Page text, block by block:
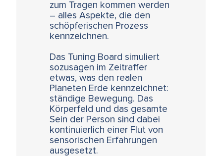
zum Tragen kommen werden
– alles Aspekte, die den
schöpferischen Prozess
kennzeichnen.
Das Tuning Board simuliert
sozusagen im Zeitraffer
etwas, was den realen
Planeten Erde kennzeichnet:
ständige Bewegung. Das
Körperfeld und das gesamte
Sein der Person sind dabei
kontinuierlich einer Flut von
sensorischen Erfahrungen
ausgesetzt.